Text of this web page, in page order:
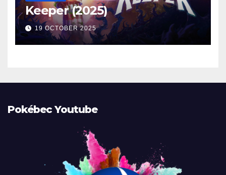
Keeper (2025)
19 OCTOBER 2025
Pokébec Youtube